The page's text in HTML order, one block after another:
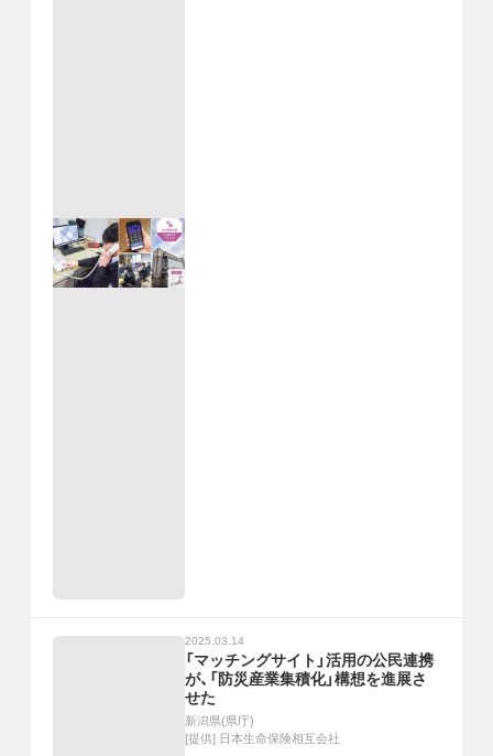
2025.03.14
「マッチングサイト」活用の公民連携
が、「防災産業集積化」構想を進展さ
せた
新潟県(県庁)
[提供] 日本生命保険相互会社